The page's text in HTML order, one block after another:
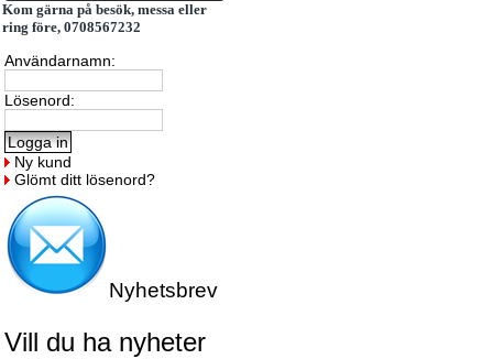
Kom gärna på besök, messa eller
ring före, 0708567232
Användarnamn:
Lösenord:
Ny kund
Glömt ditt lösenord?
Nyhetsbrev
Vill du ha nyheter